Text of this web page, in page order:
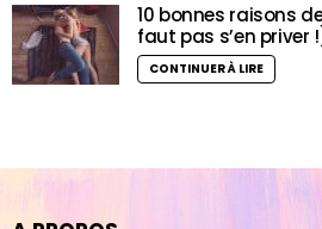
10 bonnes raisons
faut pas s’en priver
CONTINUER À LIRE